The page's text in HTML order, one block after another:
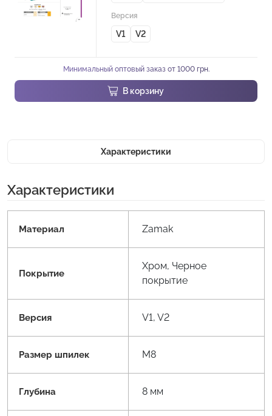
Версия
V1 V2
Минимальный оптовый заказ от 1000 грн.
В корзину
Характеристики
Характеристики
Материал Zamak
Покрытие
Хром, Черное
покрытие
Версия V1, V2
Размер шпилек M8
Глубина 8 мм